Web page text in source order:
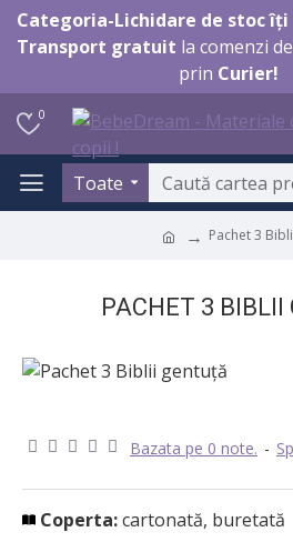
Categoria-Lichidare de stoc
Transport gratuit la comenzi
prin Curier!
0
Toate
Pachet 3
PACHET 3 BIBLII
Bazata pe 0 note. -
Coperta:cartonată, buretată